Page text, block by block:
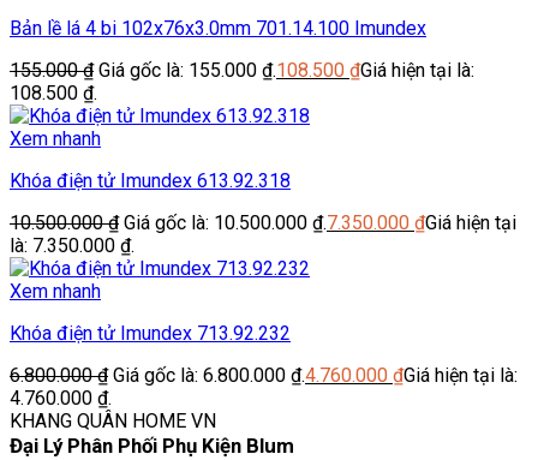
Bản lề lá 4 bi 102x76x3.0mm 701.14.100 Imundex
155.000₫ Giá gốc là: 155.000 ₫.108.500 ₫Giá hiện tại là:
108.500 ₫.
Xem nhanh
Khóa điện tử Imundex 613.92.318
10.500.000₫ Giá gốc là: 10.500.000 ₫.7.350.000 ₫Giá hiện tại
là: 7.350.000 ₫.
Xem nhanh
Khóa điện tử Imundex 713.92.232
6.800.000₫ Giá gốc là: 6.800.000 ₫.4.760.000 ₫Giá hiện tại là:
4.760.000 ₫.
KHANG QUÂN HOME VN
Đại Lý Phân Phối Phụ Kiện Blum